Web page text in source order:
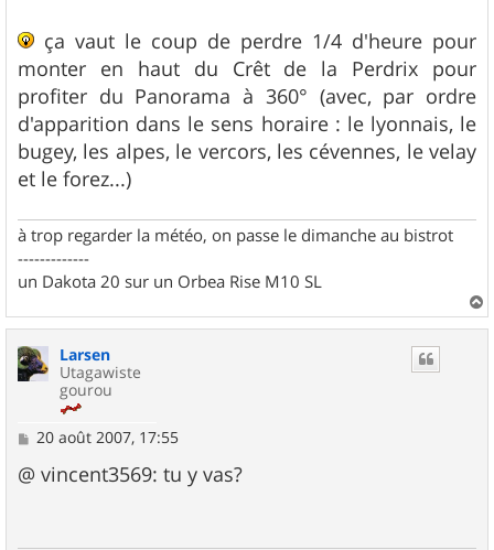
ça vaut le coup de perdre 1/4 d'heure pour
monter en haut du Crêt de la Perdrix pour
profiter du Panorama à 360° (avec, par ordre
d'apparition dans le sens horaire : le lyonnais, le
bugey, les alpes, le vercors, les cévennes, le velay
et le forez...)
à trop regarder la météo, on passe le dimanche au bistrot
-------------
un Dakota 20 sur un Orbea Rise M10 SL
a
Larsen
Utagawiste
gourou
M
s
s
20 août 2007, 17:55
@ vincent3569: tu y vas?